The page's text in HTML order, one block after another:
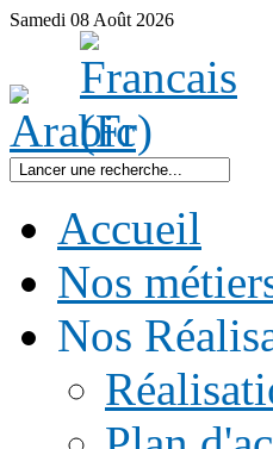
Samedi 08 Août 2026
Accueil
Nos
Nos